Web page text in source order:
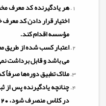
هر یادگیرنده کد معرف
اختیار قرار دادن کد
مؤسسه اقدام کند.
اعتبار کسب شده از طریق
می باشد و قابل برداشت
ملاک تطبیق دوره‌ها صرفاً
چنانچه یادگیرنده پس